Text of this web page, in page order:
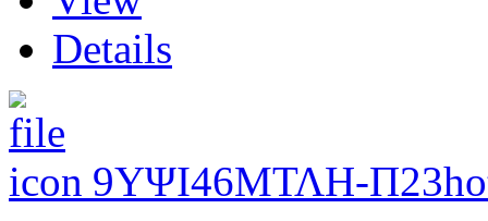
Details
9ΥΨΙ46ΜΤΛΗ-Π23